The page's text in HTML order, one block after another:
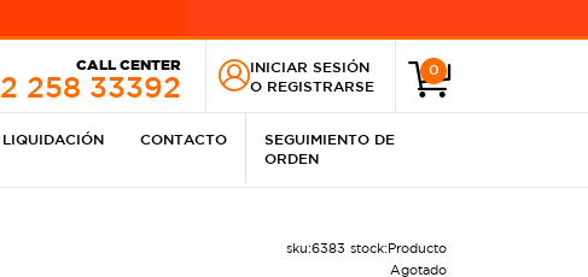
CALL CENTER
2 258 33392
INICIAR SESIÓN
O REGISTRARSE
0
LIQUIDACIÓN CONTACTO
SEGUIMIENTO DE
ORDEN
sku:6383 stock:Producto
Agotado